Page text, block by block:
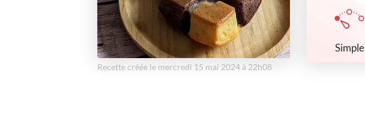
Recette créée le mercredi 15 mai 2024 à 22h08
Simple